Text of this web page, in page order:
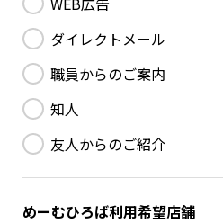
ダイレクトメール
職員からのご案内
知人
友人からのご紹介
めーむひろば利用希望店舗